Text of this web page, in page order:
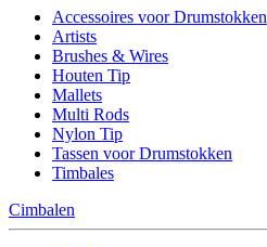
Accessoires voor Drumstokken
Artists
Brushes & Wires
Houten Tip
Mallets
Multi Rods
Nylon Tip
Tassen voor Drumstokken
Timbales
Cimbalen